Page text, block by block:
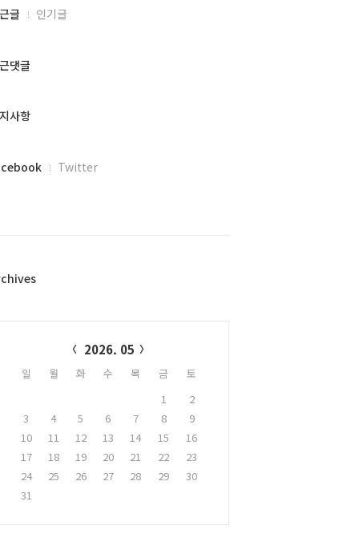
글 인기글
댓글
사항
Twitter
2026. 05
일 월 화 수 목 금
토
1
2
3
4 5 6 7 8
9
10
11 12 13 14 15
16
17
18 19 20 21 22
23
24
25 26 27 28 29
30
31